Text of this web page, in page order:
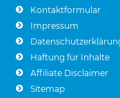
Kontaktformular
Impressum
Haftung für Inhalte
Affiliate Disclaimer
Sitemap